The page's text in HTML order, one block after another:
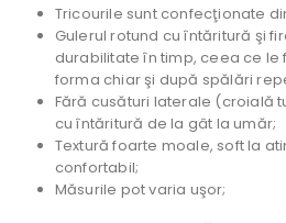
Tricourile sunt confecţionate
Gulerul rotund cu întăritură şi
durabilitate în timp, ceea ce
forma chiar şi după spălări
Fără cusături laterale (croială
cu întăritură de la gât la umăr;
Textură foarte moale, soft la
confortabil;
Măsurile pot varia uşor;